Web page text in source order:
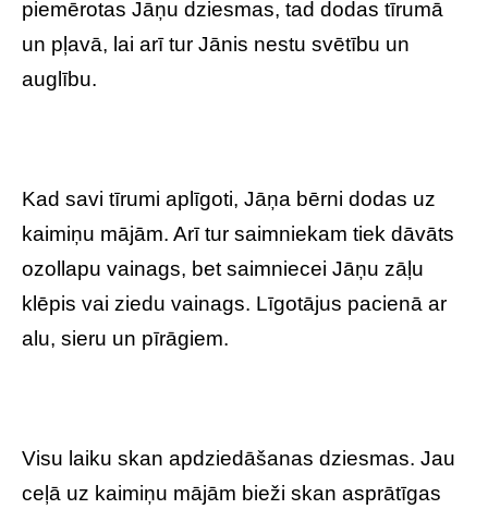
piemērotas Jāņu dziesmas, tad dodas tīrumā
un pļavā, lai arī tur Jānis nestu svētību un
auglību.
Kad savi tīrumi aplīgoti, Jāņa bērni dodas uz
kaimiņu mājām. Arī tur saimniekam tiek dāvāts
ozollapu vainags, bet saimniecei Jāņu zāļu
klēpis vai ziedu vainags. Līgotājus pacienā ar
alu, sieru un pīrāgiem.
Visu laiku skan apdziedāšanas dziesmas. Jau
ceļā uz kaimiņu mājām bieži skan asprātīgas